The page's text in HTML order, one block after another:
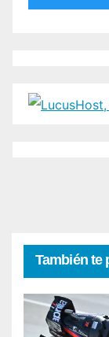
También te